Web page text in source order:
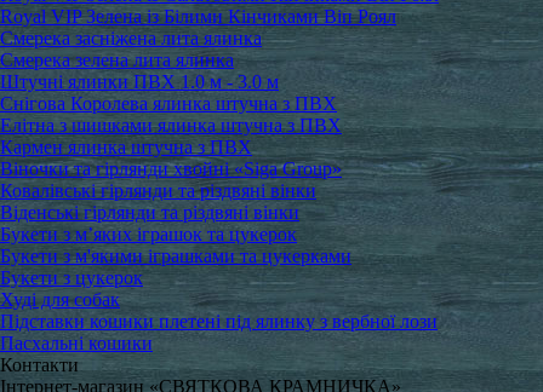
Royal VIP Зелена із Білими Кінчиками Віп Роял
Смерека засніжена лита ялинка
Смерека зелена лита ялинка
Штучні ялинки ПВХ 1.0 м - 3.0 м
Снігова Королева ялинка штучна з ПВХ
Елітна з шишками ялинка штучна з ПВХ
Кармен ялинка штучна з ПВХ
Віночки та гірлянди хвойні «Siga Group»
Ковалівські гірлянди та різдвяні вінки
Віденські гірлянди та різдвяні вінки
Букети з м’яких іграшок та цукерок
Букети з м'якими іграшками та цукерками
Букети з цукерок
Худі для собак
Підставки кошики плетені під ялинку з вербної лози
Пасхальні кошики
Контакти
Інтернет-магазин «СВЯТКОВА КРАМНИЧКА»